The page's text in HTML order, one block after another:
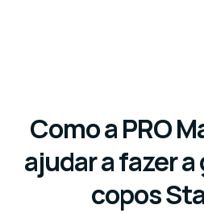
Como a PRO
ajudar a fazer
copos